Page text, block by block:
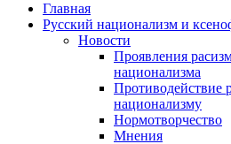
Главная
Русский национализм и
Новости
Проявления
национализма
Противодействие
национализму
Нормотворчество
Мнения